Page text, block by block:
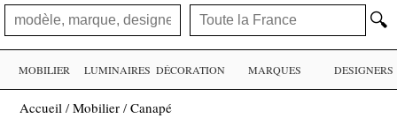
🔍
MOBILIER LUMINAIRES DÉCORATION MARQUES DESIGNERS
Accueil /Mobilier /Canapé